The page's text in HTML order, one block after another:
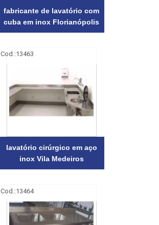
fabricante de lavatório com
cuba em inox Florianópolis
Cod.:13463
lavatório cirúrgico em aço
inox Vila Medeiros
Cod.:13464